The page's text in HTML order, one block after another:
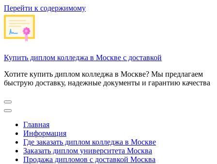
Перейти к содержимому
Купить диплом колледжа в Москве с доставкой
Хотите купить диплом колледжа в Москве? Мы предлагаем
быструю доставку, надежные документы и гарантию качества
Главная
Информация
Где заказать диплом колледжа в Москве
Заказать диплом университета Москва
Продажа дипломов с доставкой Москва